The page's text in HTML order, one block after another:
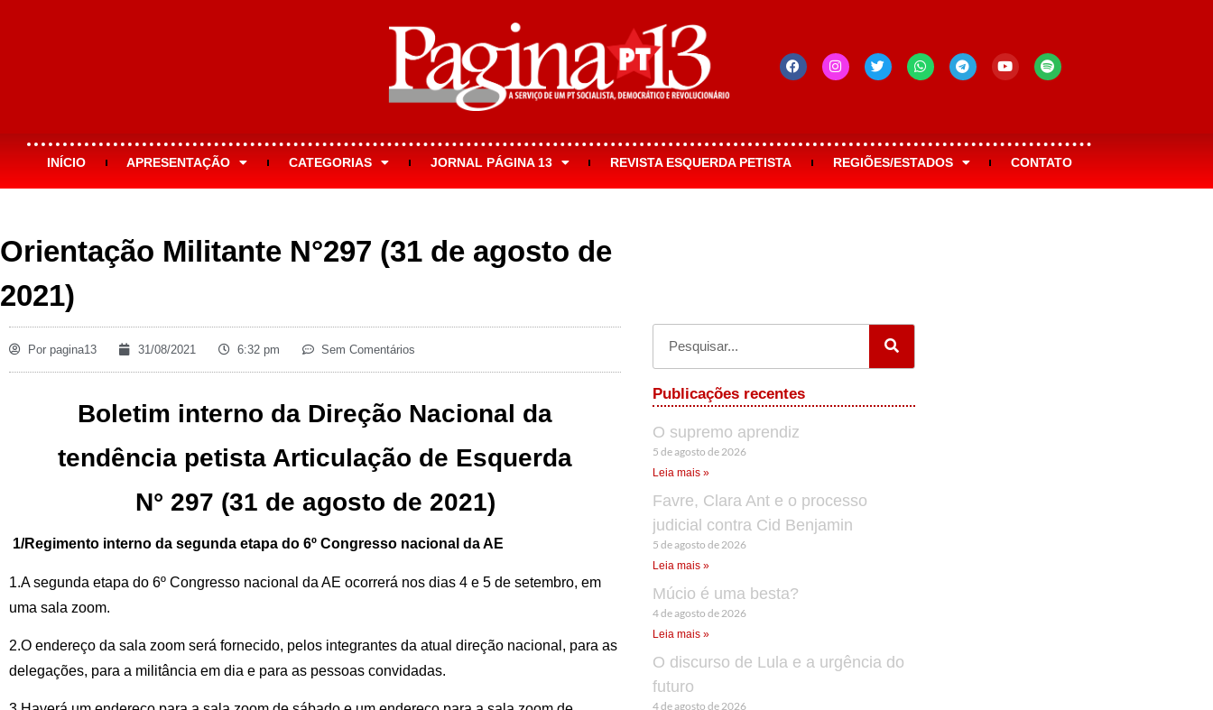
INÍCIO APRESENTAÇÃO CATEGORIAS JORNAL PÁGINA 13 REVISTA ESQUERDA PETISTA REGIÕES/ESTADOS CONTATO
Orientação Militante N°297 (31 de agosto de
2021)
Por pagina13 31/08/2021 6:32 pm Sem Comentários
Boletim interno da Direção Nacional da
tendência petista Articulação de Esquerda
N° 297 (31 de agosto de 2021)
1/Regimento interno da segunda etapa do 6º Congresso nacional da AE
1.A segunda etapa do 6º Congresso nacional da AE ocorrerá nos dias 4 e 5 de setembro, em
uma sala zoom.
2.O endereço da sala zoom será fornecido, pelos integrantes da atual direção nacional, para as
delegações, para a militância em dia e para as pessoas convidadas.
Publicações recentes
O supremo aprendiz
5 de agosto de 2026
Leia mais »
Favre, Clara Ant e o processo
judicial contra Cid Benjamin
5 de agosto de 2026
Leia mais »
Múcio é uma besta?
4 de agosto de 2026
Leia mais »
O discurso de Lula e a urgência do
futuro
4 de agosto de 2026